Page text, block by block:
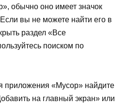
обычно оно имеет значок
вы не можете найти его в
раздел «Все
поиском по
приложения «Мусор» найдите
на главный экран» или